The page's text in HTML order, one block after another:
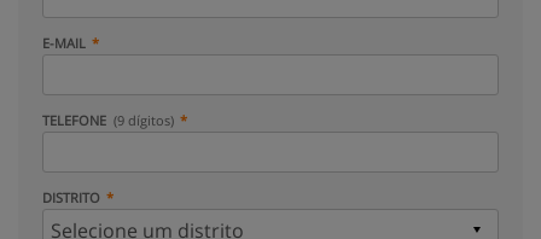
E-MAIL
TELEFONE (9 dígitos)
DISTRITO